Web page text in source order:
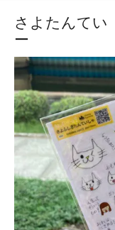
さよたんて
ー